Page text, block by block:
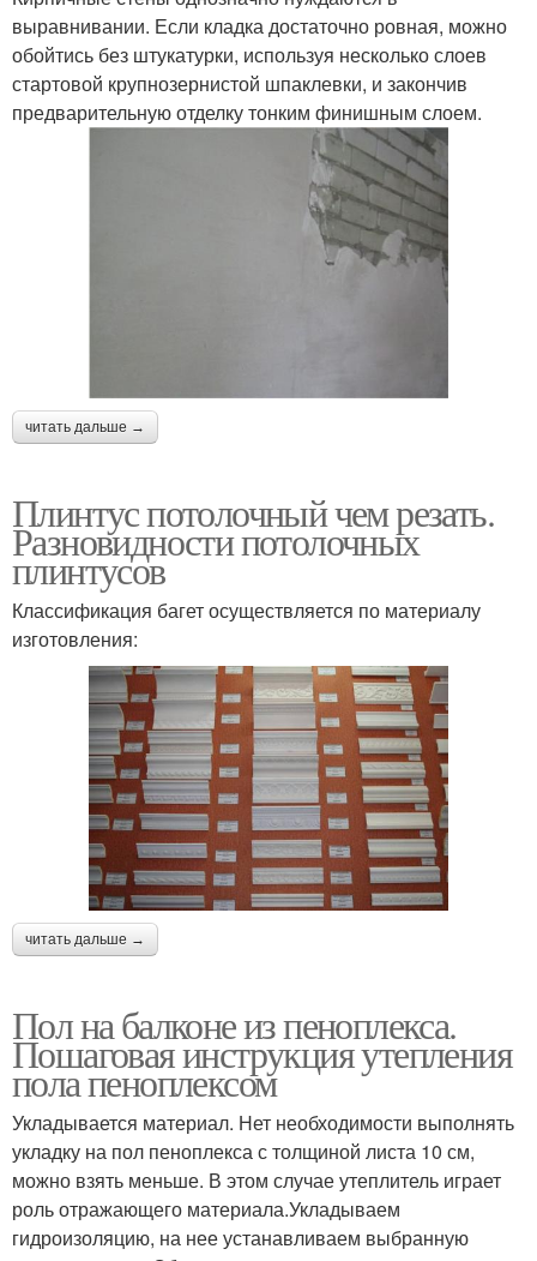
выравнивании. Если кладка достаточно ровная, можно
обойтись без штукатурки, используя несколько слоев
стартовой крупнозернистой шпаклевки, и закончив
предварительную отделку тонким финишным слоем.
читать дальше →
Плинтус потолочный чем резать.
Разновидности потолочных
плинтусов
Классификация багет осуществляется по материалу
изготовления:
читать дальше →
Пол на балконе из пеноплекса.
Пошаговая инструкция утепления
пола пеноплексом
Укладывается материал. Нет необходимости выполнять
укладку на пол пеноплекса с толщиной листа 10 см,
можно взять меньше. В этом случае утеплитель играет
роль отражающего материала.Укладываем
гидроизоляцию, на нее устанавливаем выбранную